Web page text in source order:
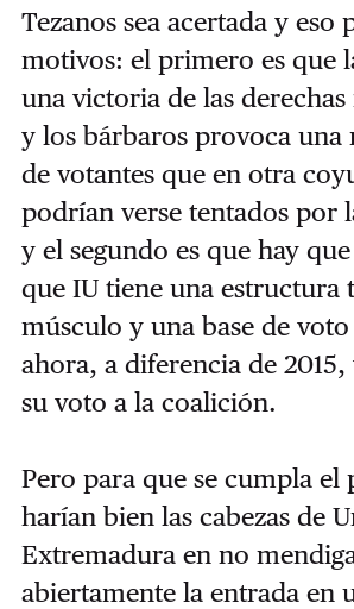
Tezanos sea acertada y eso
motivos: el primero es que
una victoria de las
y los bárbaros provoca una
de votantes que en otra
podrían verse tentados por
y el segundo es que hay
que IU tiene una
músculo y una base de
ahora, a diferencia de
su voto a la coalición.
Pero para que se cumpla el
harían bien las cabezas de
Extremadura en no
abiertamente la entrada en